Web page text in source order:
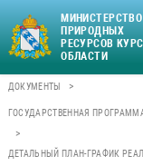
МИНИСТЕРСТВО
ПРИРОДНЫХ
РЕСУРСОВ
ОБЛАСТИ
ДОКУМЕНТЫ >
ГОСУДАРСТВЕННАЯ
>
ДЕТАЛЬНЫЙ ПЛАН-ГРАФИК